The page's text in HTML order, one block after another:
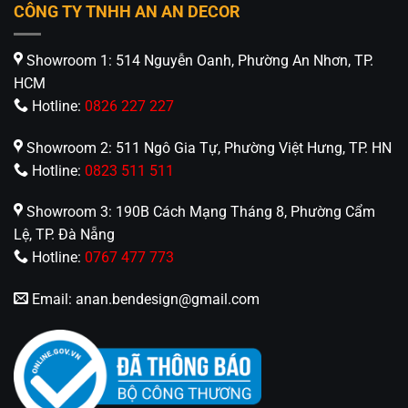
6 Cấp Độ Gió Linh Hoạt
Sản phẩm được tích hợp 6 cấp độ gió giúp người
dùng dễ dàng điều chỉnh theo nhu cầu sử dụng.
4.543.500₫.
CÔNG TY TNHH AN AN DECOR
Showroom 1: 514 Nguyễn Oanh, Phường An Nhơn, TP.
HCM
Hotline: 0826 227 227
Showroom 2: 511 Ngô Gia Tự, Phường Việt Hưng, TP. HN
Hotline: 0823 511 511
Showroom 3: 190B Cách Mạng Tháng 8, Phường Cẩm
Lệ, TP. Đà Nẵng
Hotline: 0767 477 773
Email: anan.bendesign@gmail.com